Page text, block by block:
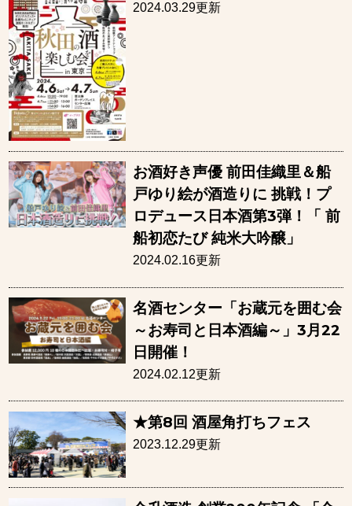
2024.03.29更新
お酒好き声優 前田佳織里＆船
戸ゆり絵が酒造りに 挑戦！プ
ロデュース日本酒第3弾！「 前
船初恋たび 純米大吟醸」
2024.02.16更新
名酒センター「お蔵元を囲む会
～お寿司と日本酒編～」3月22
日開催！
2024.02.12更新
★第8回 酒屋角打ちフェス
2023.12.29更新